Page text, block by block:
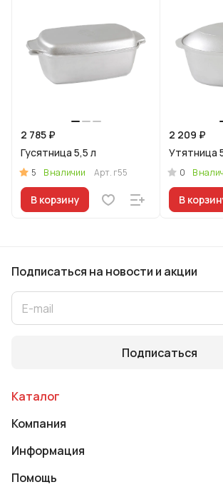
2 785 ₽
Гусятница 5,5 л
5 В наличии Арт. г55
В корзину
2 209 ₽
Утятница
0 В
В
Подписаться на новости и акции
Подписаться
Каталог
Компания
Информация
Помощь